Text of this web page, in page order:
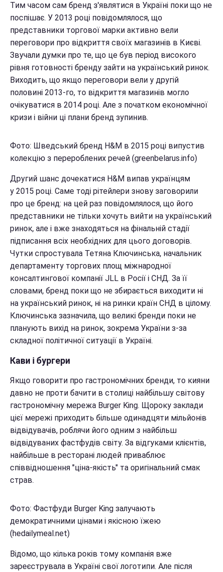
Тим часом сам бренд з'являтися в Україні поки що не
поспішає. У 2013 році повідомлялося, що
представники торгової марки активно вели
переговори про відкриття своїх магазинів в Києві.
Звучали думки про те, що це був період високого
рівня готовності бренду зайти на український ринок.
Виходить, що якщо переговори вели у другій
половині 2013-го, то відкриття магазинів могло
очікуватися в 2014 році. Але з початком економічної
кризи і війни ці плани бренд зупинив.
Фото: Шведський бренд H&M в 2015 році випустив
колекцію з перероблених речей (greenbelarus.info)
Другий шанс дочекатися H&M випав українцям
у 2015 році. Саме тоді рітейлери знову заговорили
про це бренд: на цей раз повідомлялося, що його
представники не тільки хочуть вийти на український
ринок, але і вже знаходяться на фінальній стадії
підписання всіх необхідних для цього договорів.
Чутки спростувала Тетяна Ключинська, начальник
департаменту торгових площ міжнародної
консалтингової компанії JLL в Росії і СНД. За її
словами, бренд поки що не збирається виходити ні
на український ринок, ні на ринки країн СНД в цілому.
Ключинська зазначила, що великі бренди поки не
планують вихід на ринок, зокрема України з-за
складної політичної ситуації в Україні.
Кави і бургери
Якщо говорити про гастрономічних бренди, то кияни
давно не проти бачити в столиці найбільшу світову
гастрономічну мережа Burger King. Щороку заклади
цієї мережі приходить більше одинадцяти мільйонів
відвідувачів, роблячи його одним з найбільш
відвідуваних фастфудів світу. За відгуками клієнтів,
найбільше в ресторані людей приваблює
співвідношення "ціна-якість" та оригінальний смак
страв.
Фото: Фастфуди Burger King залучають
демократичними цінами і якісною їжею
(hedailymeal.net)
Відомо, що кілька років тому компанія вже
зареєструвала в Україні свої логотипи. Але після